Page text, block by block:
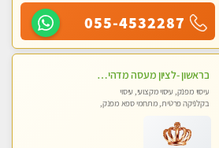
055-4532287
בראשון -לציון מעסה מדהימה ביותר בתל אביב ומומלץ לחלוטין! פרטי! ​​​​​​ Highly recommended
עיסוי מפנק, עיסוי מקצועי, עיסוי
בקלניקה פרטית, מתחמי ספא מפנק,